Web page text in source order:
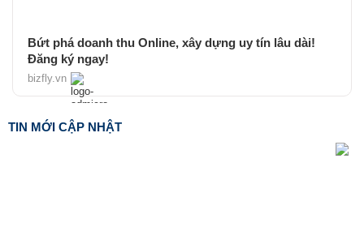
Bứt phá doanh thu Online, xây dựng uy tín lâu dài!
Đăng ký ngay!
bizfly.vn
TIN MỚI CẬP NHẬT